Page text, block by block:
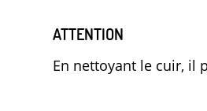
ATTENTION
En nettoyant le cuir, il